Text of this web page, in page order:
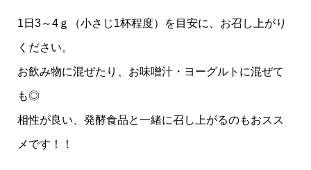
1日3～4ｇ（小さじ1杯程度）を目安に、お召し上がり
ください。
お飲み物に混ぜたり、お味噌汁・ヨーグルトに混ぜて
も◎
相性が良い、発酵食品と一緒に召し上がるのもおスス
メです！！